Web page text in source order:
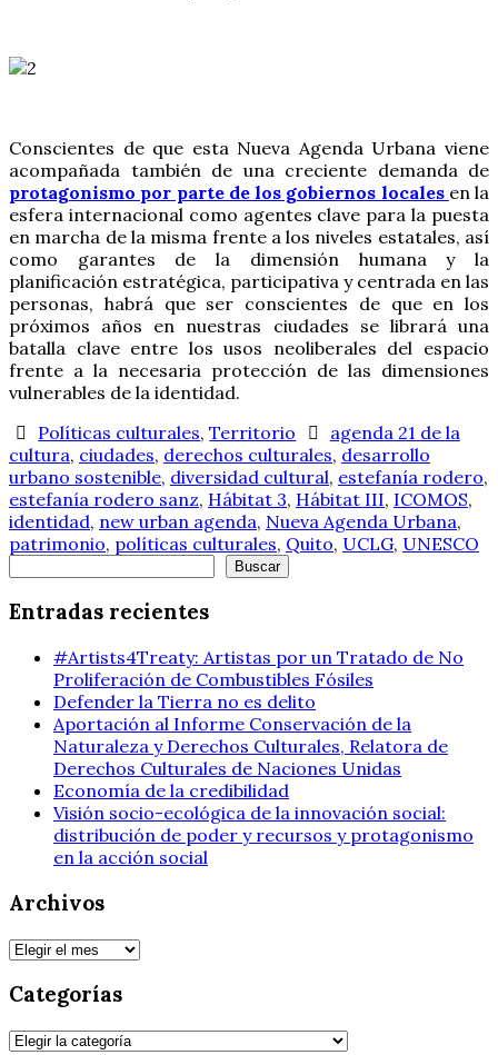
Conscientes de que esta Nueva Agenda Urbana viene
acompañada también de una creciente demanda de
protagonismo por parte de los gobiernos locales en la
esfera internacional como agentes clave para la puesta
en marcha de la misma frente a los niveles estatales, así
como garantes de la dimensión humana y la
planificación estratégica, participativa y centrada en las
personas, habrá que ser conscientes de que en los
próximos años en nuestras ciudades se librará una
batalla clave entre los usos neoliberales del espacio
frente a la necesaria protección de las dimensiones
vulnerables de la identidad.
Políticas culturales,Territorio
agenda 21 de la
cultura, ciudades, derechos culturales, desarrollo
urbano sostenible, diversidad cultural, estefanía rodero,
estefanía rodero sanz, Hábitat 3, Hábitat III, ICOMOS,
identidad, new urban agenda, Nueva Agenda Urbana,
patrimonio, políticas culturales, Quito, UCLG, UNESCO
Buscar
Entradas recientes
#Artists4Treaty: Artistas por un Tratado de No
Proliferación de Combustibles Fósiles
Defender la Tierra no es delito
Aportación al Informe Conservación de la
Naturaleza y Derechos Culturales, Relatora de
Derechos Culturales de Naciones Unidas
Economía de la credibilidad
Visión socio-ecológica de la innovación social:
distribución de poder y recursos y protagonismo
en la acción social
Archivos
Archivos
Categorías
Categorías